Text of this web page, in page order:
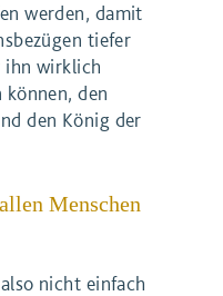
werden, damit
tiefer
ihn wirklich
können, den
den König der
Menschen
nicht einfach